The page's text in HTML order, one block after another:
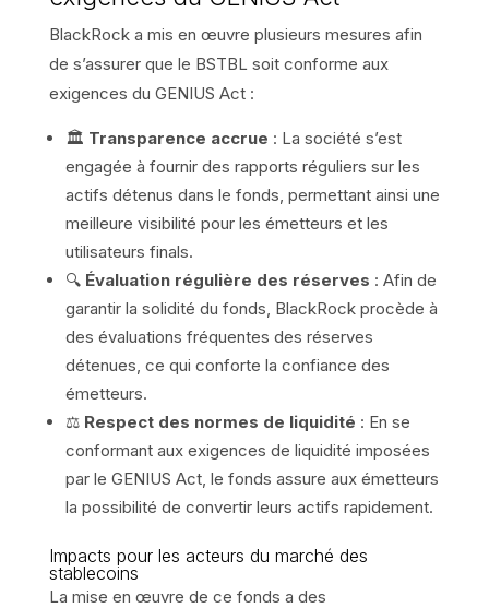
BlackRock a mis en œuvre plusieurs mesures afin
de s’assurer que le BSTBL soit conforme aux
exigences du GENIUS Act :
🏛️ Transparence accrue : La société s’est
engagée à fournir des rapports réguliers sur les
actifs détenus dans le fonds, permettant ainsi une
meilleure visibilité pour les émetteurs et les
utilisateurs finals.
🔍 Évaluation régulière des réserves : Afin de
garantir la solidité du fonds, BlackRock procède à
des évaluations fréquentes des réserves
détenues, ce qui conforte la confiance des
émetteurs.
⚖️ Respect des normes de liquidité : En se
conformant aux exigences de liquidité imposées
par le GENIUS Act, le fonds assure aux émetteurs
la possibilité de convertir leurs actifs rapidement.
Impacts pour les acteurs du marché des
stablecoins
La mise en œuvre de ce fonds a des